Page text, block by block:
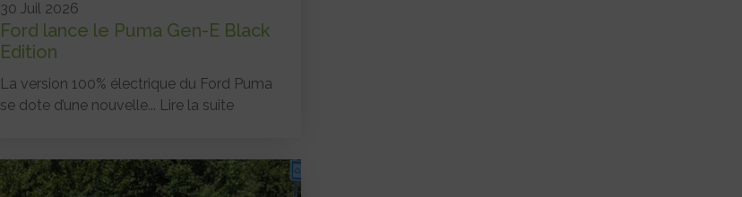
30 Juil 2026
Ford lance le Puma Gen-E Black
Edition
La version 100% électrique du Ford Puma
se dote d’une nouvelle... Lire la suite